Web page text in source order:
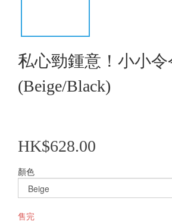
私心勁鍾意！小小
(Beige/Black)
HK$628.00
顏色
售完